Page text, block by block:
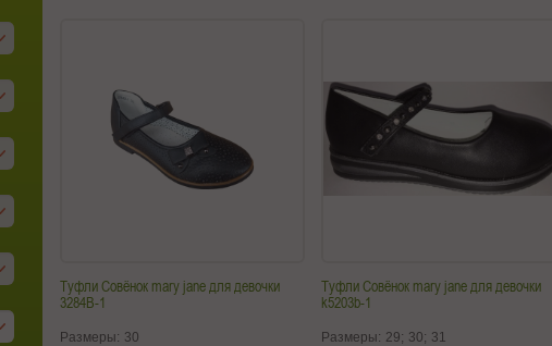
Туфли Совёнок mary jane для девочки
3284B-1
Размеры: 30
Туфли Совёнок mary jane для девочки
k5203b-1
Размеры: 29; 30; 31